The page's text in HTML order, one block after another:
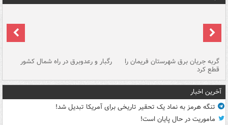
گربه جریان برق شهرستان فریمان را
قطع کرد
رگبار و رعدوبرق در راه شمال کشور
آخرین اخبار
تنگه هرمز به نماد یک تحقیر تاریخی برای آمریکا تبدیل شد!
ماموریت در حال پایان است!